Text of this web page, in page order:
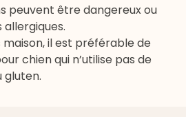
peuvent être dangereux ou
maison, il est préférable de
chien qui n’utilise pas de
gluten.